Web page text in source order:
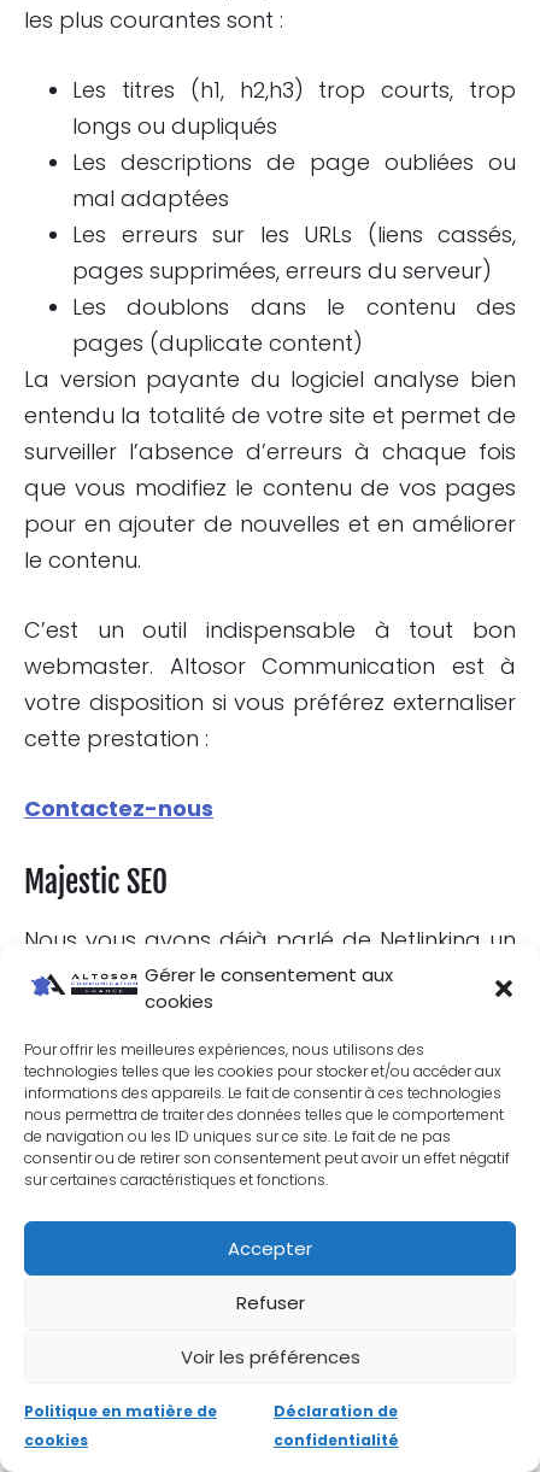
Gérer le consentement aux
cookies
Pour offrir les meilleures expériences, nous utilisons des
technologies telles que les cookies pour stocker et/ou accéder aux
informations des appareils. Le fait de consentir à ces technologies
nous permettra de traiter des données telles que le comportement
de navigation ou les ID uniques sur ce site. Le fait de ne pas
consentir ou de retirer son consentement peut avoir un effet négatif
sur certaines caractéristiques et fonctions.
Accepter
Refuser
Voir les préférences
Politique en matière de
cookies
Déclaration de
confidentialité
les plus courantes sont :
Les titres (h1, h2,h3) trop courts, trop
longs ou dupliqués
Les descriptions de page oubliées ou
mal adaptées
Les erreurs sur les URLs (liens cassés,
pages supprimées, erreurs du serveur)
Les doublons dans le contenu des
pages (duplicate content)
La version payante du logiciel analyse bien
entendu la totalité de votre site et permet de
surveiller l’absence d’erreurs à chaque fois
que vous modifiez le contenu de vos pages
pour en ajouter de nouvelles et en améliorer
le contenu.
C’est un outil indispensable à tout bon
webmaster. Altosor Communication est à
votre disposition si vous préférez externaliser
cette prestation :
Contactez-nous
MajesticSEO
Nous vous avons déjà parlé de Netlinking un
peu plus haut à propos de l’outil AHREFs,
mais nous ne pouvions pas oublier le plus
connu des outils de gestion de liens entrants
(backlinks), à savoir lelogiciel de
référencementMajesticSEO.
Il ne suffit pas qu’un site web crée un lien vers
l’une de vos pages pour que cela bouleverse
votre notoriété. Google prend en effet en
compte l’indice de confiance de ce site (son
obtenu votre site (son Citation Flow). Ces
deux indicateurs clés sont mesurés et
affichés dans les résultats fournis par